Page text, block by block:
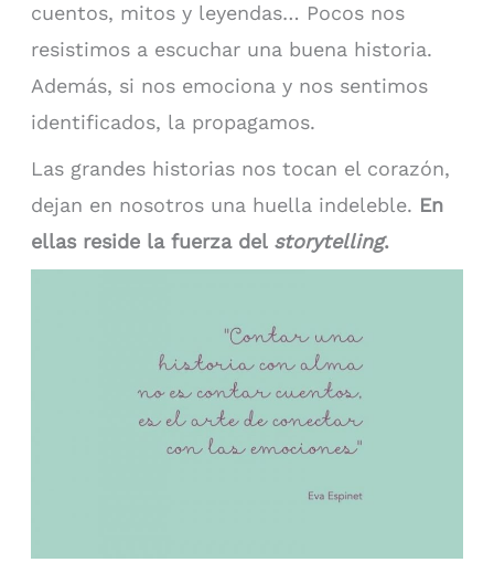
cuentos, mitos y leyendas… Pocos nos
resistimos a escuchar una buena historia.
Además, si nos emociona y nos sentimos
identificados, la propagamos.
Las grandes historias nos tocan el corazón,
dejan en nosotros una huella indeleble. En
ellas reside la fuerza del storytelling.